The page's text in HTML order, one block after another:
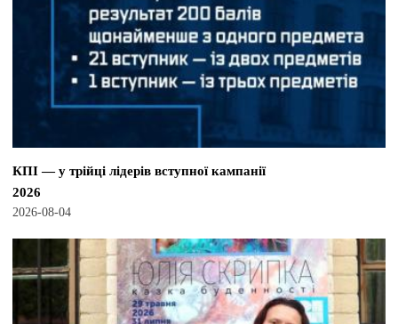
КПІ — у трійці лідерів вступної кампанії
2026
2026-08-04